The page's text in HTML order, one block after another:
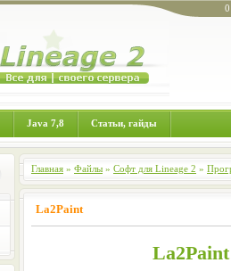
Java 7,8 Статьи, гайды
Главная » Файлы » Софт для Lineage 2 »
La2Paint
La2Paint